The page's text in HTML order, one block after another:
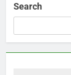
Search